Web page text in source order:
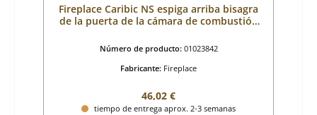
Fireplace Caribic NS espiga arriba bisagra
de la puerta de la cámara de combustión
Número de producto: 01023842
Fabricante: Fireplace
Precio normal:
46,02 €
tiempo de entrega aprox. 2-3 semanas